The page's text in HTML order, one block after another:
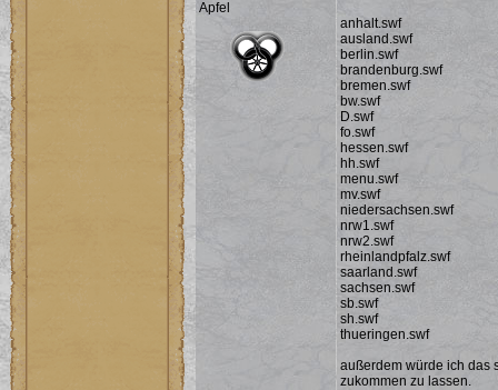
Apfel
anhalt.swf
ausland.swf
berlin.swf
brandenburg.swf
bremen.swf
bw.swf
D.swf
fo.swf
hessen.swf
hh.swf
menu.swf
mv.swf
niedersachsen.swf
nrw1.swf
nrw2.swf
rheinlandpfalz.swf
saarland.swf
sachsen.swf
sb.swf
sh.swf
thueringen.swf
außerdem würde ich das
zukommen zu lassen.